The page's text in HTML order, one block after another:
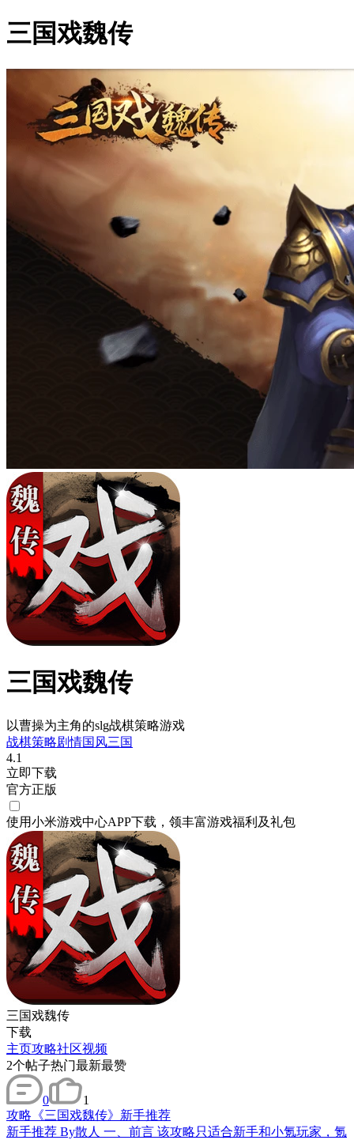
三国戏魏传
三国戏魏传
以曹操为主角的slg战棋策略游戏
战棋策略剧情国风三国
4.1
立即下载
官方正版
使用小米游戏中心APP下载 ，领丰富游戏福利 及礼包
三国戏魏传
下载
主页攻略社区视频
2个帖子热门最新最赞
0
1
攻略 《三国戏魏传》新手推荐
新手推荐 By散人 一、前言 该攻略只适合新手和小氪玩家，氪